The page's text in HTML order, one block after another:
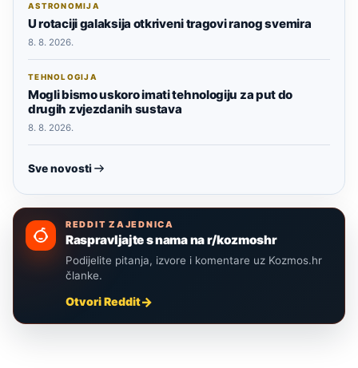
ASTRONOMIJA
U rotaciji galaksija otkriveni tragovi ranog svemira
8. 8. 2026.
TEHNOLOGIJA
Mogli bismo uskoro imati tehnologiju za put do
drugih zvjezdanih sustava
8. 8. 2026.
Sve novosti
REDDIT ZAJEDNICA
Raspravljajte s nama na r/kozmoshr
Podijelite pitanja, izvore i komentare uz Kozmos.hr
članke.
Otvori Reddit